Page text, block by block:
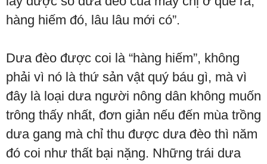
hàng hiếm đó, lâu lâu mới có”.
Dưa đèo được coi là “hàng hiếm”, không
phải vì nó là thứ sản vật quý báu gì, mà vì
đây là loại dưa người nông dân không muốn
trông thấy nhất, đơn giản nếu đến mùa trồng
dưa gang mà chỉ thu được dưa đèo thì năm
đó coi như thất bại nặng. Những trái dưa